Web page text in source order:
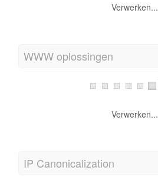
Verwerken...
WWW oplossingen
Verwerken...
IP Canonicalization